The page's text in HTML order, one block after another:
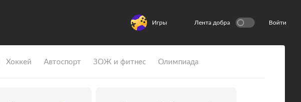
Игры Лента добра Войти
Хоккей Автоспорт ЗОЖ и фитнес Олимпиада